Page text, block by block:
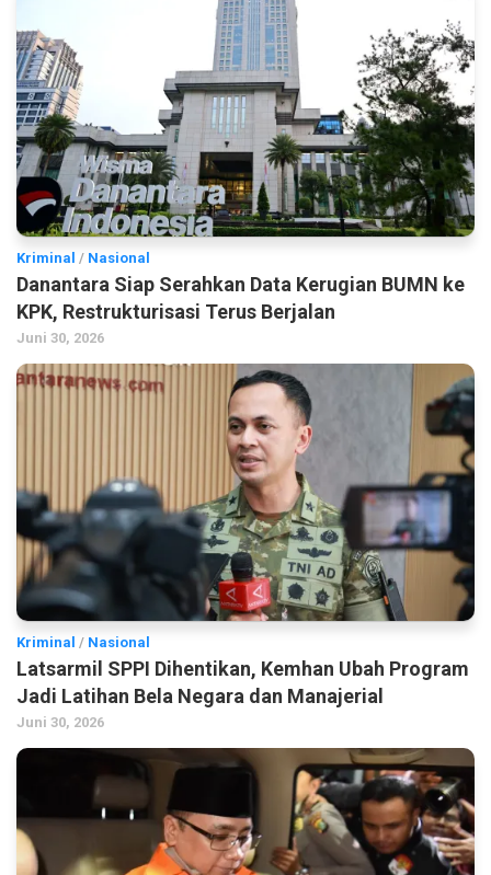
Kriminal / Nasional
Danantara Siap Serahkan Data Kerugian BUMN ke
KPK, Restrukturisasi Terus Berjalan
Juni 30, 2026
Kriminal / Nasional
Latsarmil SPPI Dihentikan, Kemhan Ubah Program
Jadi Latihan Bela Negara dan Manajerial
Juni 30, 2026